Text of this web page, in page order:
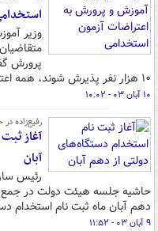
وزیر
۱۰ هزار نفر پذیرش شوند، همه اعتراض خواهند کرد.
۱۰ آبان ۰۳ - ۱۰:۰۲
رفیع‌زاده
آغاز
آبان
رئیس
حاشیه جلسه هیئت دولت در جمع
دهم آبان ماه ثبت نام استخدام
۹ آبان ۰۳ - ۱۱:۵۲